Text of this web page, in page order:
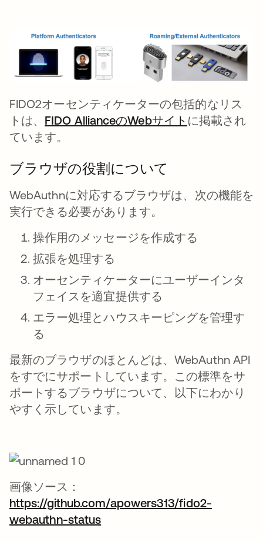
FIDO2オーセンティケーターの包括的なリス
トは、 FIDO AllianceのWebサイト 新しいタブで
に掲載され
ています。
ブラウザの役割について
WebAuthnに対応するブラウザは、次の機能を
実行できる必要があります。
操作用のメッセージを作成する
拡張を処理する
オーセンティケーターにユーザーインタ
フェイスを適宜提供する
エラー処理とハウスキーピングを管理す
る
最新のブラウザのほとんどは、WebAuthn API
をすでにサポートしています。この標準をサ
ポートするブラウザについて、以下にわかり
やすく示しています。
画像ソース：
https://github.com/apowers313/fido2-
webauthn-status